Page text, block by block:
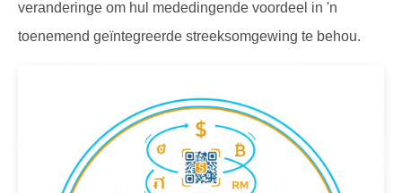
veranderinge om hul mededingende voordeel in 'n
toenemend geïntegreerde streeksomgewing te behou.